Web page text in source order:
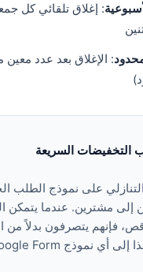
: إغلاق تلقائي كل
: الإغلاق بعد عدد
التخفيضات السريعة
على نموذج الطلب
إلى مشترين. عندما يتمكن
فإنهم يتصرفون بدلاً من